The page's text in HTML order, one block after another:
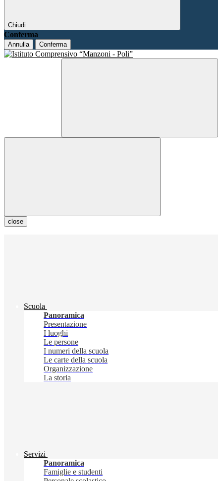
Chiudi
Conferma
Annulla Conferma
close
Scuola
Panoramica
Presentazione
I luoghi
Le persone
I numeri della scuola
Le carte della scuola
Organizzazione
La storia
Servizi
Panoramica
Famiglie e studenti